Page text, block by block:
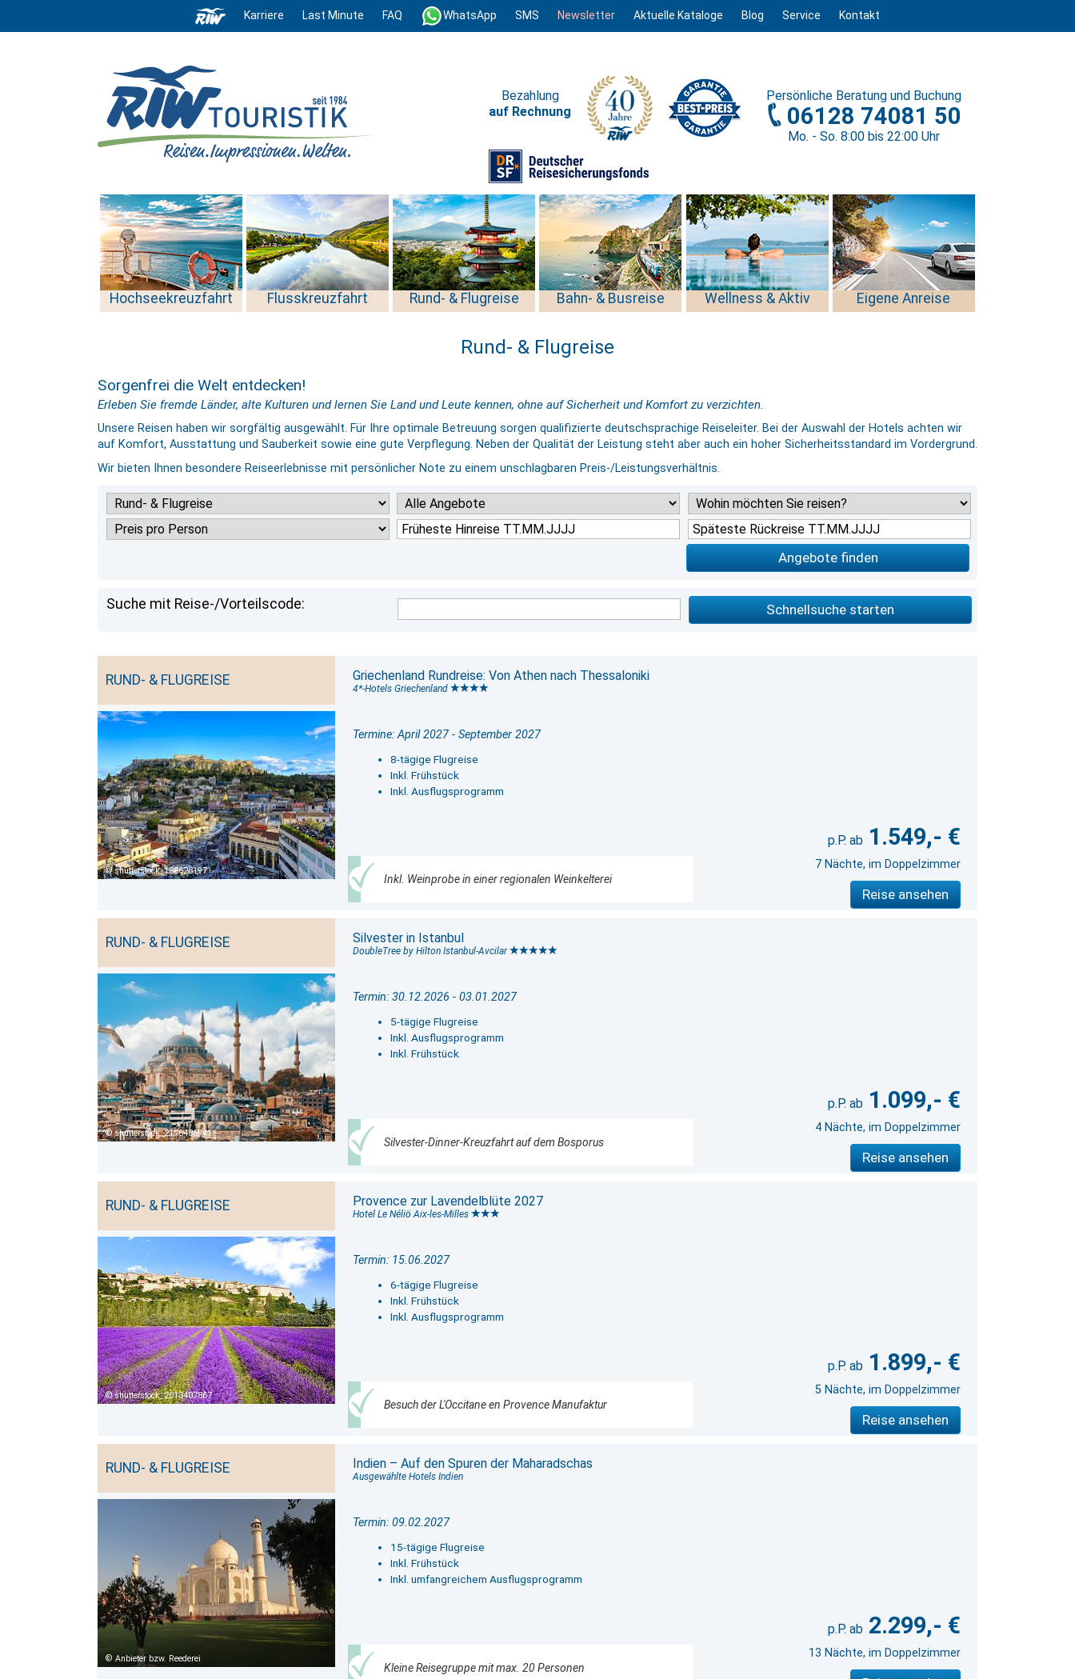
Karriere Last Minute FAQ WhatsApp SMS Newsletter Aktuelle Kataloge Blog Service Kontakt
Persönliche Beratung und Buchung
06128 74081 50
Mo. - So. 8:00 bis 22:00 Uhr
Bezahlung
auf Rechnung
Hochseekreuzfahrt Flusskreuzfahrt Rund- & Flugreise Bahn- & Busreise Wellness & Aktiv Eigene Anreise
Rund- & Flugreise
Sorgenfrei die Welt entdecken!
Erleben Sie fremde Länder, alte Kulturen und lernen Sie Land und Leute kennen, ohne auf Sicherheit und Komfort zu verzichten.
Unsere Reisen haben wir sorgfältig ausgewählt. Für Ihre optimale Betreuung sorgen qualifizierte deutschsprachige Reiseleiter. Bei der Auswahl der Hotels achten wir
auf Komfort, Ausstattung und Sauberkeit sowie eine gute Verpflegung. Neben der Qualität der Leistung steht aber auch ein hoher Sicherheitsstandard im Vordergrund.
Wir bieten Ihnen besondere Reiseerlebnisse mit persönlicher Note zu einem unschlagbaren Preis-/Leistungsverhältnis.
Angebote finden
Suche mit Reise-/Vorteilscode: Schnellsuche starten
RUND- & FLUGREISE
shutterstock_188628197
Griechenland Rundreise: Von Athen nach Thessaloniki
4*-Hotels Griechenland
Termine: April 2027 - September 2027
8-tägige Flugreise
Inkl. Frühstück
Inkl. Ausflugsprogramm
Inkl. Weinprobe in einer regionalen Weinkelterei
1.549,- €
7 Nächte, im Doppelzimmer
Reise ansehen
RUND- & FLUGREISE
shutterstock_2176486941
Silvester in Istanbul
DoubleTree by Hilton Istanbul-Avcilar
Termin: 30.12.2026 - 03.01.2027
5-tägige Flugreise
Inkl. Ausflugsprogramm
Inkl. Frühstück
Silvester-Dinner-Kreuzfahrt auf dem Bosporus
1.099,- €
4 Nächte, im Doppelzimmer
Reise ansehen
RUND- & FLUGREISE
shutterstock_2013407867
Provence zur Lavendelblüte 2027
Hotel Le Néliö Aix-les-Milles
Termin: 15.06.2027
6-tägige Flugreise
Inkl. Frühstück
Inkl. Ausflugsprogramm
Besuch der L'Occitane en Provence Manufaktur
1.899,- €
5 Nächte, im Doppelzimmer
Reise ansehen
RUND- & FLUGREISE
Anbieter bzw. Reederei
Indien – Auf den Spuren der Maharadschas
Ausgewählte Hotels Indien
Termin: 09.02.2027
15-tägige Flugreise
Inkl. Frühstück
Inkl. umfangreichem Ausflugsprogramm
Kleine Reisegruppe mit max. 20 Personen
2.299,- €
13 Nächte, im Doppelzimmer